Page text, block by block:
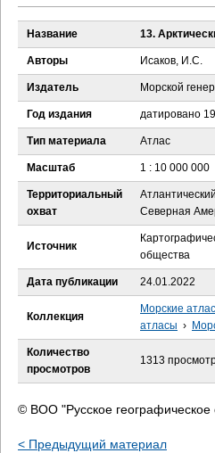
В
ы
д
е
с
ь
Название 13.
Авторы Исаков, И.С.
Издатель Морской
Год издания датировано
Тип материала Атлас
Масштаб 1 : 10 000 000
Территориальный
охват
Северная
Источник
общества
Дата публикации 24.01.2022
Коллекция
Морские
атласы ›
Количество
просмотров
1313
© ВОО "Русское географическое
< Предыдущий материал